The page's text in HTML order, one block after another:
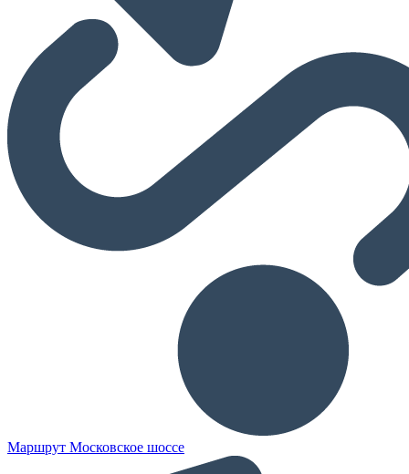
Маршрут Московское шоссе